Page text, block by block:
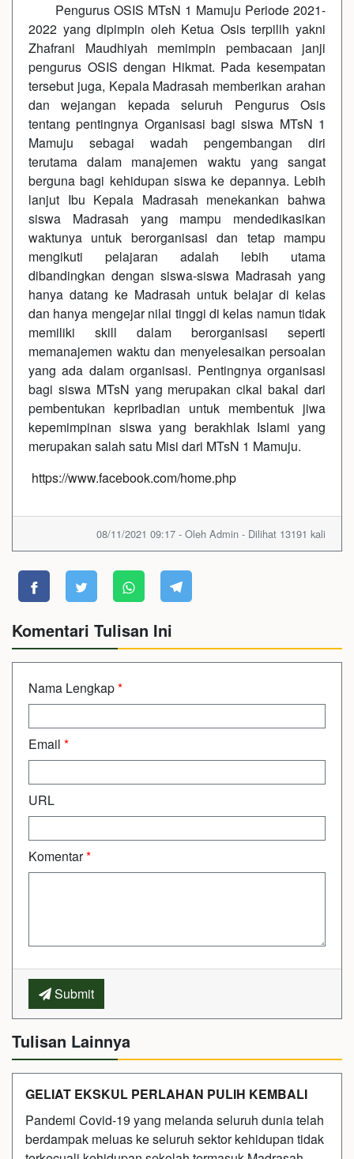
Pengurus OSIS MTsN 1 Mamuju Periode 2021-
2022 yang dipimpin oleh Ketua Osis terpilih yakni
Zhafrani Maudhiyah memimpin pembacaan janji
pengurus OSIS dengan Hikmat. Pada kesempatan
tersebut juga, Kepala Madrasah memberikan arahan
dan wejangan kepada seluruh Pengurus Osis
tentang pentingnya Organisasi bagi siswa MTsN 1
Mamuju sebagai wadah pengembangan diri
terutama dalam manajemen waktu yang sangat
berguna bagi kehidupan siswa ke depannya. Lebih
lanjut Ibu Kepala Madrasah menekankan bahwa
siswa Madrasah yang mampu mendedikasikan
waktunya untuk berorganisasi dan tetap mampu
mengikuti pelajaran adalah lebih utama
dibandingkan dengan siswa-siswa Madrasah yang
hanya datang ke Madrasah untuk belajar di kelas
dan hanya mengejar nilai tinggi di kelas namun tidak
memiliki skill dalam berorganisasi seperti
memanajemen waktu dan menyelesaikan persoalan
yang ada dalam organisasi. Pentingnya organisasi
bagi siswa MTsN yang merupakan cikal bakal dari
pembentukan kepribadian untuk membentuk jiwa
kepemimpinan siswa yang berakhlak Islami yang
merupakan salah satu Misi dari MTsN 1 Mamuju.
https://www.facebook.com/home.php
08/11/2021 09:17 - Oleh Admin - Dilihat 13191 kali
Komentari Tulisan Ini
Nama Lengkap*
Email *
URL
Komentar*
Submit
Tulisan Lainnya
GELIAT EKSKUL PERLAHAN PULIH KEMBALI
Pandemi Covid-19 yang melanda seluruh dunia telah
berdampak meluas ke seluruh sektor kehidupan tidak